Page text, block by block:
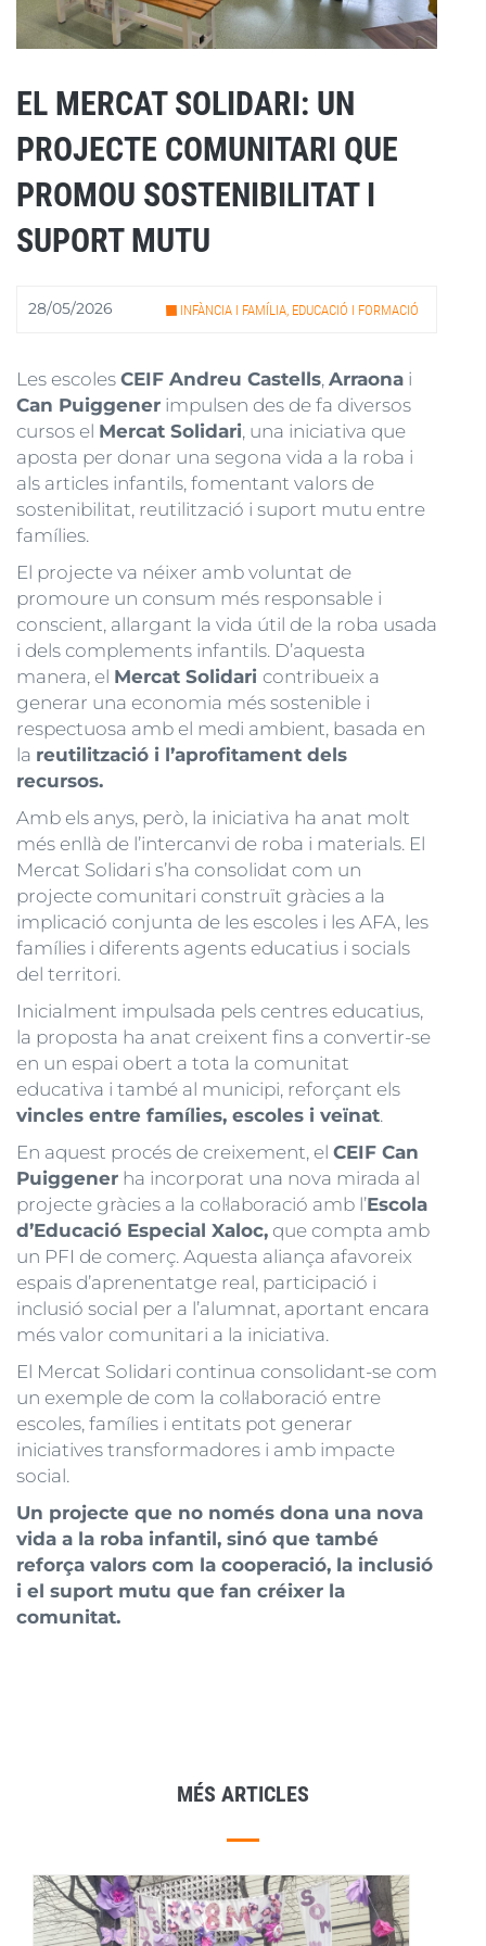
EL MERCAT SOLIDARI: UN
PROJECTE COMUNITARI QUE
PROMOU SOSTENIBILITAT I
SUPORT MUTU
28/05/2026 INFÀNCIA I FAMÍLIA, EDUCACIÓ I FORMACIÓ
Les escoles CEIF Andreu Castells, Arraona i
Can Puiggener impulsen des de fa diversos
cursos el Mercat Solidari, una iniciativa que
aposta per donar una segona vida a la roba i
als articles infantils, fomentant valors de
sostenibilitat, reutilització i suport mutu entre
famílies.
El projecte va néixer amb voluntat de
promoure un consum més responsable i
conscient, allargant la vida útil de la roba usada
i dels complements infantils. D’aquesta
manera, el Mercat Solidari contribueix a
generar una economia més sostenible i
respectuosa amb el medi ambient, basada en
la reutilització i l’aprofitament dels
recursos.
Amb els anys, però, la iniciativa ha anat molt
més enllà de l’intercanvi de roba i materials. El
Mercat Solidari s’ha consolidat com un
projecte comunitari construït gràcies a la
implicació conjunta de les escoles i les AFA, les
famílies i diferents agents educatius i socials
del territori.
Inicialment impulsada pels centres educatius,
la proposta ha anat creixent fins a convertir-se
en un espai obert a tota la comunitat
educativa i també al municipi, reforçant els
vincles entre famílies, escoles i veïnat.
En aquest procés de creixement, el CEIF Can
Puiggener ha incorporat una nova mirada al
projecte gràcies a la col·laboració amb l’Escola
d’Educació Especial Xaloc, que compta amb
un PFI de comerç. Aquesta aliança afavoreix
espais d’aprenentatge real, participació i
inclusió social per a l’alumnat, aportant encara
més valor comunitari a la iniciativa.
El Mercat Solidari continua consolidant-se com
un exemple de com la col·laboració entre
escoles, famílies i entitats pot generar
iniciatives transformadores i amb impacte
social.
Un projecte que no només dona una nova
vida a la roba infantil, sinó que també
reforça valors com la cooperació, la inclusió
i el suport mutu que fan créixer la
comunitat.
MÉS ARTICLES